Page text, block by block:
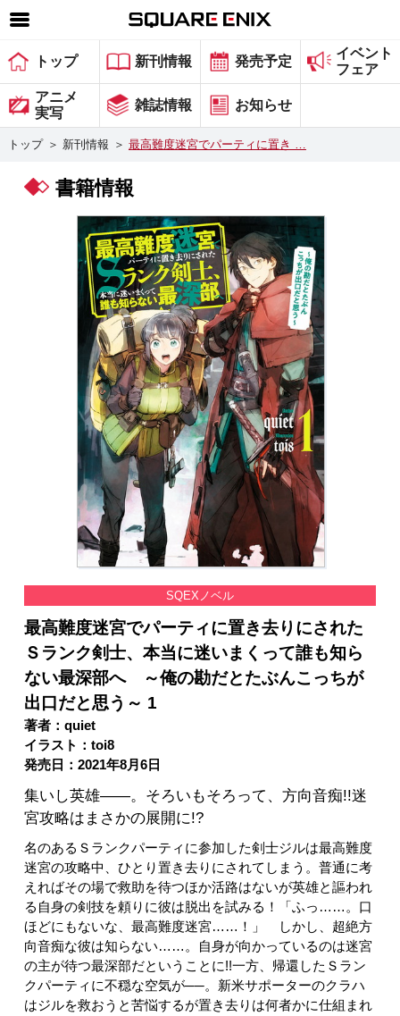
SQUARE ENIX 公式サイトメニュー
ゲーム
マガジン＆ブックス
グッズ
会社情報 採用情報
スクウェア・エニックス サイト内検索
トップ 新刊情報 発売予定
イベント
フェア
アニメ
実写
雑誌情報 お知らせ
トップ ＞ 新刊情報 ＞ 最高難度迷宮でパーティに置き …
書籍情報
SQEXノベル
最高難度迷宮でパーティに置き去りにされた
Ｓランク剣士、本当に迷いまくって誰も知ら
ない最深部へ ～俺の勘だとたぶんこっちが
出口だと思う～ 1
著者：quiet
イラスト：toi8
発売日：2021年8月6日
集いし英雄――。そろいもそろって、方向音痴!!迷
宮攻略はまさかの展開に!?
名のあるＳランクパーティに参加した剣士ジルは最高難度
迷宮の攻略中、ひとり置き去りにされてしまう。普通に考
えればその場で救助を待つほか活路はないが英雄と謳われ
る自身の剣技を頼りに彼は脱出を試みる！「ふっ……。口
ほどにもないな、最高難度迷宮……！」 しかし、超絶方
向音痴な彼は知らない……。自身が向かっているのは迷宮
の主が待つ最深部だということに!!一方、帰還したＳラン
クパーティに不穏な空気が──。新米サポーターのクラハ
はジルを救おうと苦悩するが置き去りは何者かに仕組まれ